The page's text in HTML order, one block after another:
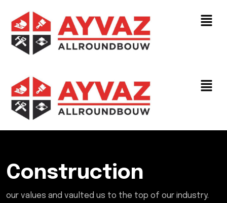
Construction
our values and vaulted us to the top of our industry.